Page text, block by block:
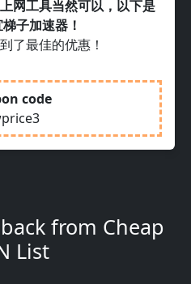
网工具当然可以，以下是
子加速器！
了最佳的优惠！
code
from Cheap
List